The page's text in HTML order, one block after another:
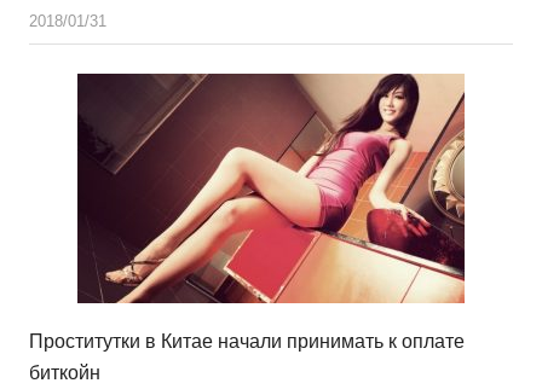
2018/01/31
Проститутки в Китае начали принимать к оплате
биткойн